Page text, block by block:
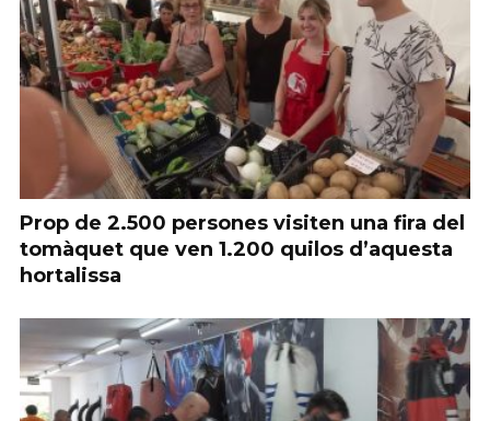
Prop de 2.500 persones visiten una fira del
tomàquet que ven 1.200 quilos d’aquesta
hortalissa